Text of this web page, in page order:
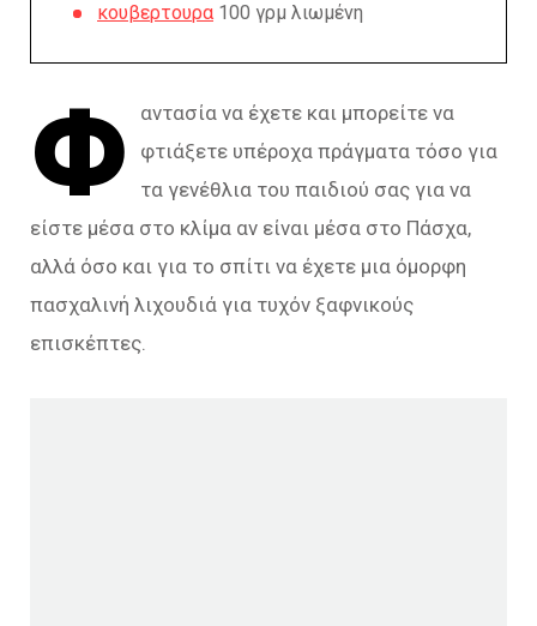
κουβερτουρα 100 γρμ λιωμένη
Φ
αντασία να έχετε και μπορείτε να
φτιάξετε υπέροχα πράγματα τόσο για
τα γενέθλια του παιδιού σας για να
είστε μέσα στο κλίμα αν είναι μέσα στο Πάσχα,
αλλά όσο και για το σπίτι να έχετε μια όμορφη
πασχαλινή λιχουδιά για τυχόν ξαφνικούς
επισκέπτες.